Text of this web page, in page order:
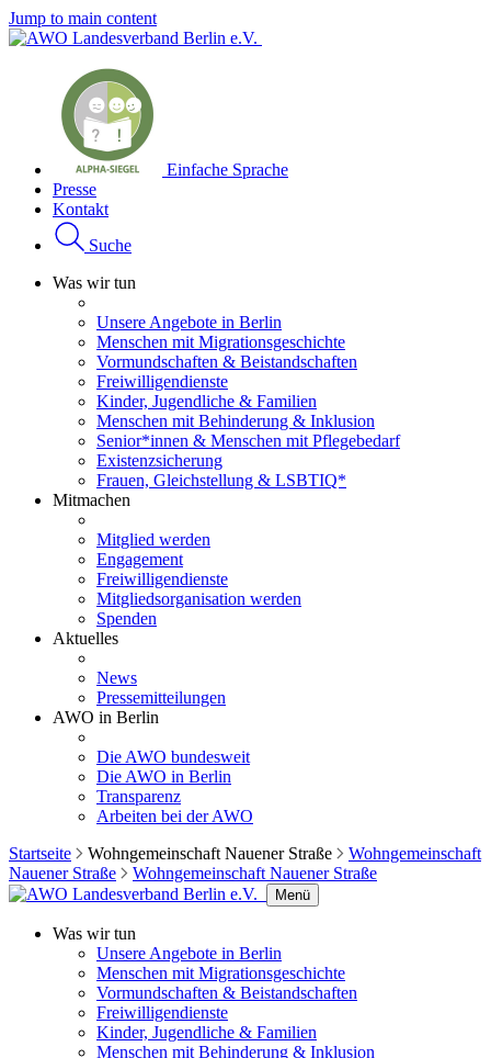
Jump to main content
Einfache Sprache
Presse
Kontakt
Suche
Was wir tun
Unsere Angebote in Berlin
Menschen mit Migrationsgeschichte
Vormundschaften & Beistandschaften
Freiwilligendienste
Kinder, Jugendliche & Familien
Menschen mit Behinderung & Inklusion
Senior*innen & Menschen mit Pflegebedarf
Existenzsicherung
Frauen, Gleichstellung & LSBTIQ*
Mitmachen
Mitglied werden
Engagement
Freiwilligendienste
Mitgliedsorganisation werden
Spenden
Aktuelles
News
Pressemitteilungen
AWO in Berlin
Die AWO bundesweit
Die AWO in Berlin
Transparenz
Arbeiten bei der AWO
Startseite
Wohngemeinschaft Nauener Straße
Wohngemeinschaft
Nauener Straße
Wohngemeinschaft Nauener Straße
Menü
Was wir tun
Unsere Angebote in Berlin
Menschen mit Migrationsgeschichte
Vormundschaften & Beistandschaften
Freiwilligendienste
Kinder, Jugendliche & Familien
Menschen mit Behinderung & Inklusion